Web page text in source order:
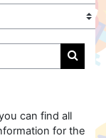
ค้นหา
can find all
for the